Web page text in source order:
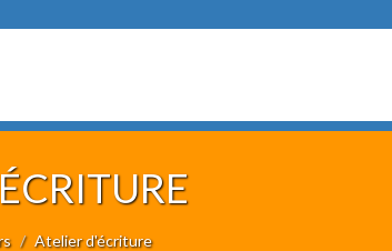
Atelier d'écriture